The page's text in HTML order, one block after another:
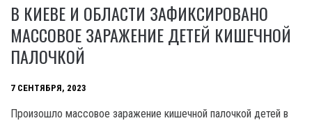
В КИЕВЕ И ОБЛАСТИ ЗАФИКСИРОВАНО
МАССОВОЕ ЗАРАЖЕНИЕ ДЕТЕЙ КИШЕЧНОЙ
ПАЛОЧКОЙ
7 СЕНТЯБРЯ, 2023
Произошло массовое заражение кишечной палочкой детей в